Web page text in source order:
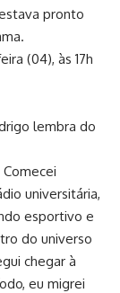
pronto
(04), às 17h
lembra do
universitária,
esportivo e
do universo
chegar à
eu migrei